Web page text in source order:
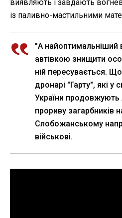
виявляють і завдають
із паливно-мастильними
"А найоптимальніший
автівкою знищити
ній пересувається.
дронарі "Гарту", які у
України продовжують
прориву загарбників
Слобожанському
військові.